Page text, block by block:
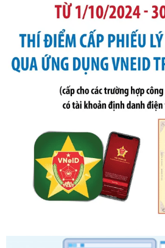
2019 của Bộ trưởng Bộ Tài chính
phạt vi phạm hành chính trong lĩnh
Ngày ban hành: 21/07/2026
Số kí hiệu:291/2026/NĐ-CP
Tên: Nghị định số 291/2026/NĐ-CP
đổi, bổ sung một số điều của Nghị
ngày 19 tháng 10 năm 2020 của
phạt vi phạm hành chính về thuế,
sung bởi Nghị định số 102/2021/NĐ-
Số kí hiệu:2303/QĐ-UBND
Tên: Quyết định công bố Danh mục
ban hành, được sửa đổi, bổ sung,
Quy trình nội bộ, quy trình điện tử
chính trong một số lĩnh vực thuộc
Số kí hiệu:2304/QĐ-UBND